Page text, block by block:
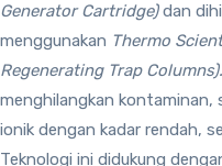
Generator Cartridge)dan
menggunakan Thermo
Regenerating Trap Columns).
menghilangkan
ionik dengan kadar rendah,
Teknologi ini didukung